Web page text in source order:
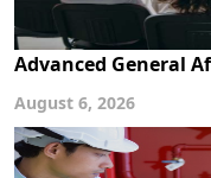
Advanced General
August 6, 2026